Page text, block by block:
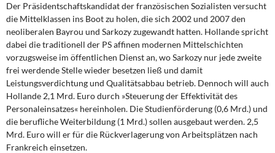
Der Präsidentschaftskandidatder französischen Sozialisten versucht
die Mittelklassen ins Boot zu holen, die sich 2002 und 2007 den
neoliberalen Bayrou und Sarkozy zugewandt hatten. Hollande spricht
dabei die traditionell der PS affinen modernen Mittelschichten
vorzugsweise im öffentlichen Dienst an, wo Sarkozy nur jede zweite
frei werdende Stelle wieder besetzen ließ und damit
Leistungsverdichtung und Qualitätsabbau betrieb. Dennoch will auch
Hollande 2,1 Mrd. Euro durch »Steuerung der Effektivität des
Personaleinsatzes« hereinholen. Die Studienförderung (0,6 Mrd.) und
die berufliche Weiterbildung (1 Mrd.) sollen ausgebaut werden. 2,5
Mrd. Euro will er für die Rückverlagerung von Arbeitsplätzen nach
Frankreich einsetzen.